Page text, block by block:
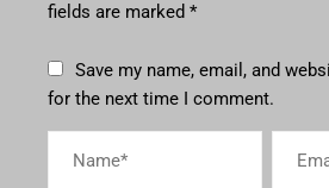
fields are marked *
Save my name, email, and
for the next time I comment.